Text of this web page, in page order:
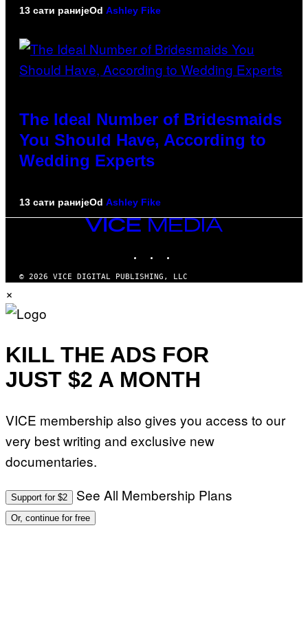
13 сати ранијеOd Ashley Fike
The Ideal Number of Bridesmaids
You Should Have, According to
Wedding Experts
13 сати ранијеOd Ashley Fike
VICE
© 2026 VICE DIGITAL PUBLISHING, LLC
×
KILL THE ADS FOR
JUST $2 A MONTH
VICE membership also gives you access to our
very best writing and exclusive new
documentaries.
Support for $2 See All Membership Plans
Or, continue for free